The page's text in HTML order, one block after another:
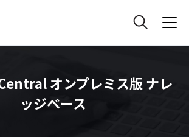
オンプレミス版 ナレ
ッジベース